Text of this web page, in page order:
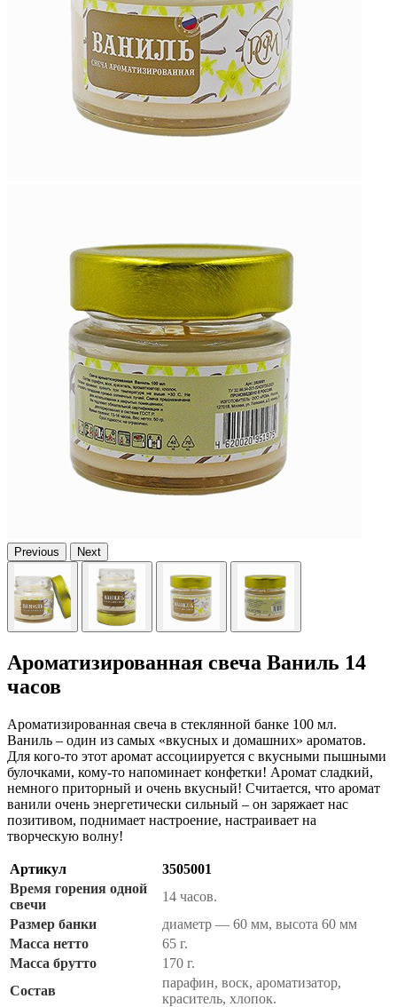
Previous Next
Ароматизированная свеча Ваниль 14
часов
Ароматизированная свеча в стеклянной банке 100 мл.
Ваниль – один из самых «вкусных и домашних» ароматов.
Для кого-то этот аромат ассоциируется с вкусными пышными
булочками, кому-то напоминает конфетки! Аромат сладкий,
немного приторный и очень вкусный! Считается, что аромат
ванили очень энергетически сильный – он заряжает нас
позитивом, поднимает настроение, настраивает на
творческую волну!
Артикул
3505001
Время горения одной
свечи
14 часов.
Размер банки
диаметр — 60 мм, высота 60 мм
Масса нетто
65 г.
Масса брутто
170 г.
Состав
парафин, воск, ароматизатор,
краситель, хлопок.